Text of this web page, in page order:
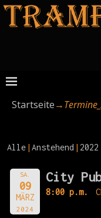
Startseite→
Alle Anstehend 2022
SA.
09
MÄRZ
2024
City
8:00 p.m.